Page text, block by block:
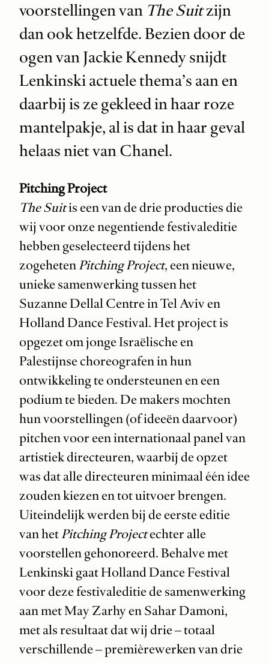
voorstellingen van The Suitzijn
dan ook hetzelfde. Bezien door de
ogen van Jackie Kennedy snijdt
Lenkinski actuele thema’s aan en
daarbij is ze gekleed in haar roze
mantelpakje, al is dat in haar geval
helaas niet van Chanel.
Pitching Project
The Suitis een van de drie producties die
wij voor onze negentiende festivaleditie
hebben geselecteerd tijdens het
zogehetenPitching Project, een nieuwe,
unieke samenwerking tussen het
Suzanne Dellal Centre in Tel Aviv en
Holland Dance Festival. Het project is
opgezet om jonge Israëlische en
Palestijnse choreografen in hun
ontwikkeling te ondersteunen en een
podium te bieden. De makers mochten
hun voorstellingen (of ideeën daarvoor)
pitchen voor een internationaal panel van
artistiek directeuren, waarbij de opzet
was dat alle directeuren minimaal één idee
zouden kiezen en tot uitvoer brengen.
Uiteindelijk werden bij de eerste editie
van hetPitching Projectechter alle
voorstellen gehonoreerd. Behalve met
Lenkinski gaat Holland Dance Festival
voor deze festivaleditie de samenwerking
aan met May Zarhy en Sahar Damoni,
met als resultaat dat wij drie – totaal
verschillende – premièrewerken van drie